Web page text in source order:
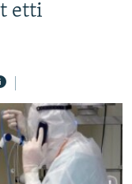
etti